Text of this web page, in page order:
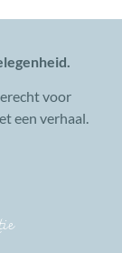
voor
een verhaal.